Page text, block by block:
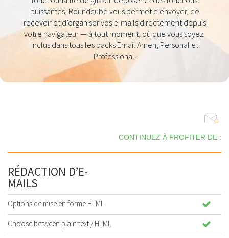
puissantes, Roundcube vous permet d’envoyer, de
recevoir et d’organiser vos e-mails directement depuis
votre navigateur — à tout moment, où que vous soyez.
Inclus dans tous les packs Email Amen, Personal et
Professional.
CONTINUEZ À PROFITER DE :
RÉDACTION D’E-
MAILS
Options de mise en forme HTML
Choose between plain text / HTML